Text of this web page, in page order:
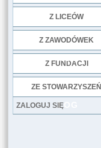
Z LICEÓW
Z ZAWODÓWEK
Z FUNDACJI
ZE STOWARZYSZEŃ
LOG
ZALOGUJ SIĘ